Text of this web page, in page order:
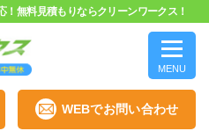
無料見積もりならクリーンワークス！
MENU
WEBでお問い合わせ